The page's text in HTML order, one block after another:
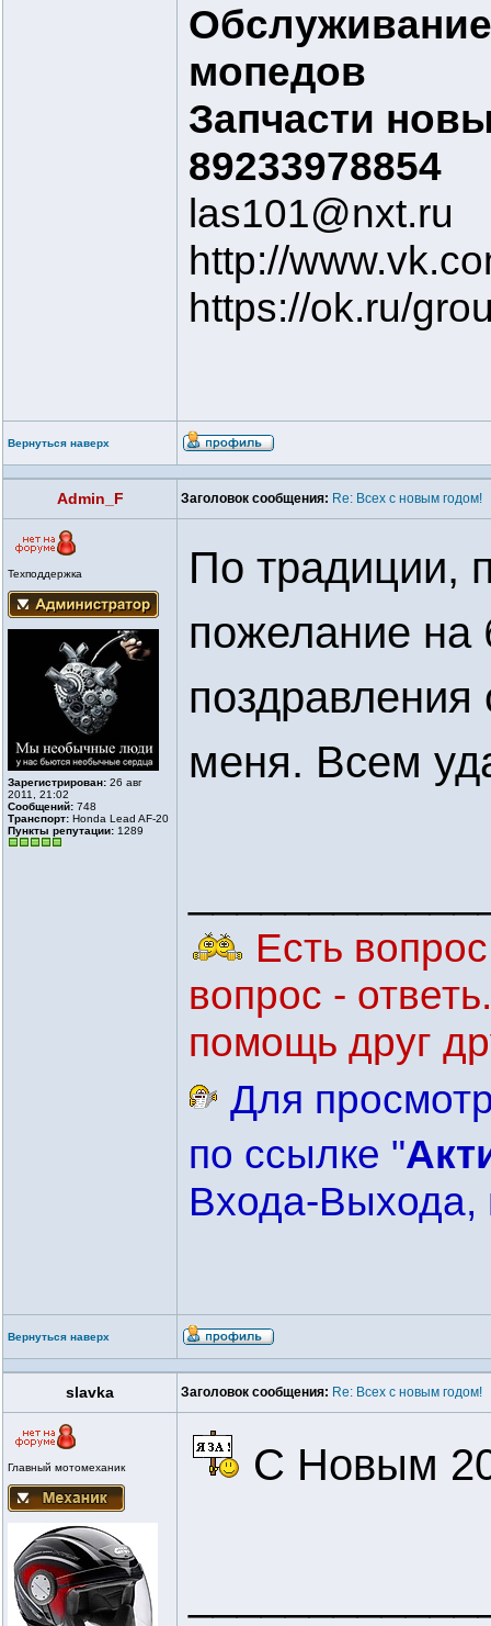
мопедов
Запчасти
89233978854
las101@nxt.ru
http://
https://ok.ru/
Вернуться наверх
Admin_F Заголовок сообщения: Re: Всех с новым годом!
Техподдержка
Зарегистрирован: 26 авг
2011, 21:02
Сообщений: 748
Транспорт: Honda Lead AF-20
Пункты репутации: 1289
По традиции,
пожелание на
меня. Всем
Есть
вопрос -
помощь друг
Для
по ссылке "
Входа-Выхода,
Вернуться наверх
slavka Заголовок сообщения: Re: Всех с новым годом!
Главный мотомеханик C Новым